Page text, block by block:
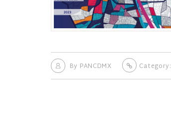
By PANCDMX Category: